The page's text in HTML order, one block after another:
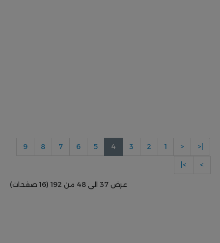
|<
<
1
2
3
4
5
6
7
8
9
>
>|
عرض 37 الى 48 من 192 (16 صفحات)